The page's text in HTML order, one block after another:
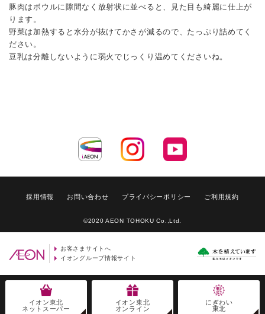
豚肉はボウルに隙間なく放射状に並べると、見た目も綺麗に仕上が
ります。
野菜は加熱すると水分が抜けてかさが減るので、たっぷり詰めてく
ださい。
豆乳は分離しないように弱火でじっくり温めてくださいね。
イオン東北
ネットスーパー
イオン東北
オンライン
にぎわい
東北
採用情報 お問い合わせ プライバシーポリシー ご利用規約
©2020 AEON TOHOKU Co.,Ltd.
お客さまサイトへ
イオングループ情報サイト